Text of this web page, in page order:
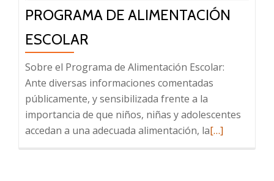
PROGRAMA DE ALIMENTACIÓN
ESCOLAR
Sobre el Programa de Alimentación Escolar:
Ante diversas informaciones comentadas
públicamente, y sensibilizada frente a la
importancia de que niños, niñas y adolescentes
accedan a una adecuada alimentación, laLeer
[…]